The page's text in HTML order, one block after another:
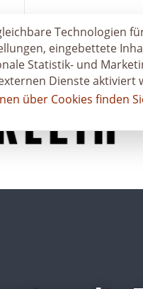
Technologien
eingebettete
Statistik- und
Dienste aktiviert
über Cookies finden